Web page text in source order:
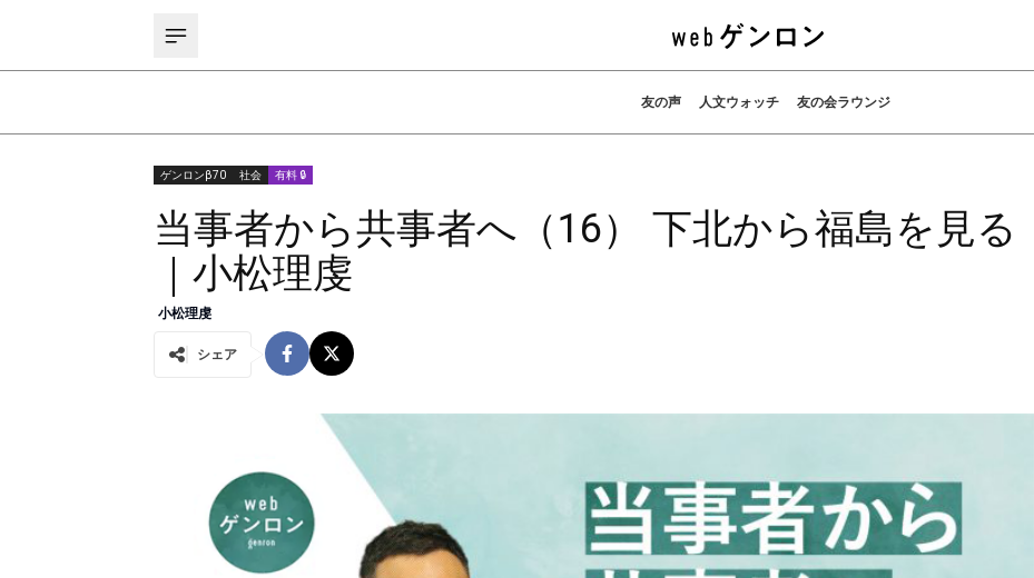
友の声 人文ウォッチ 友の会ラウンジ
ゲンロンβ70 社会 有料 🔒
当事者から共事者へ（16） 下北から福島を見る
｜小松理虔
小松理虔
シェア